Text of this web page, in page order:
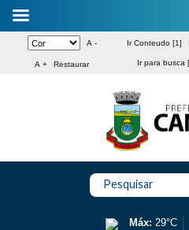
A -
A + Restaurar
Ir Conteudo [1]
Ir para busca
Pesquisar
Máx: 29°C